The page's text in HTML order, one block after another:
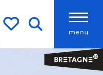
menu